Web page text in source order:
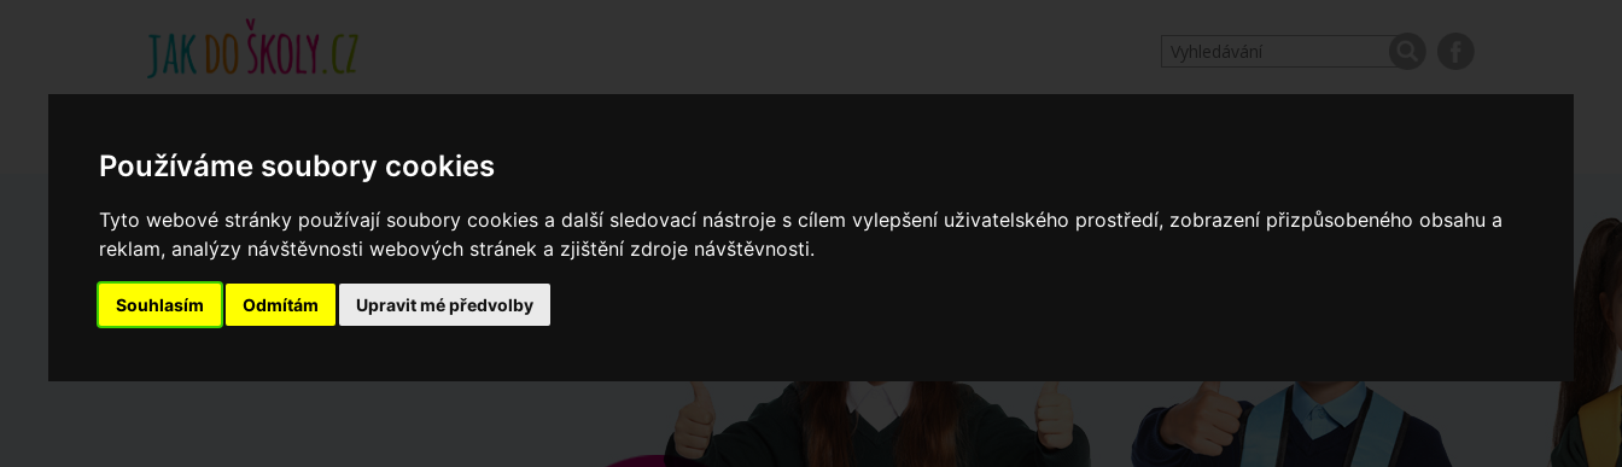
Používáme soubory cookies
Tyto webové stránky používají soubory cookies a další sledovací nástroje s cílem vylepšení uživatelského prostředí, zobrazení přizpůsobeného obsahu a
reklam, analýzy návštěvnosti webových stránek a zjištění zdroje návštěvnosti.
Souhlasím Odmítám Upravit mé předvolby
Zápisy do ZŠ 2026/27 Výroční zprávy Spádové oblasti ZŠ Koncepce školství
Dny otevřených dveří ZŠ